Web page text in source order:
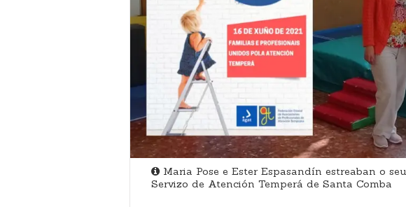
Maria Pose e Ester Espasandín estreaban o
Servizo de Atención Temperá de Santa Comba